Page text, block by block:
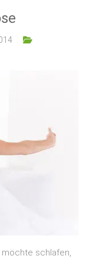
möchte schlafen,